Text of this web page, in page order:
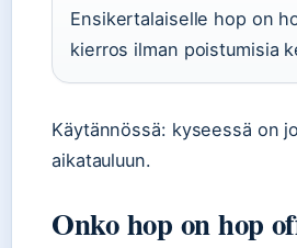
Ensikertalaiselle hop on
kierros ilman poistumisia
Käytännössä: kyseessä on
aikatauluun.
Onko hop on hop